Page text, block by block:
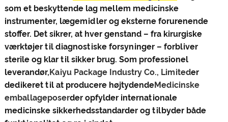
som et beskyttende lag mellem medicinske
instrumenter, lægemidler og eksterne forurenende
stoffer. Det sikrer, at hver genstand – fra kirurgiske
værktøjer til diagnostiske forsyninger – forbliver
sterile og klar til sikker brug. Som professionel
leverandør, Kaiyu Package Industry Co., Limiteder
dedikeret til at producere højtydendeMedicinske
emballageposerder opfylder internationale
medicinske sikkerhedsstandarder og tilbyder både